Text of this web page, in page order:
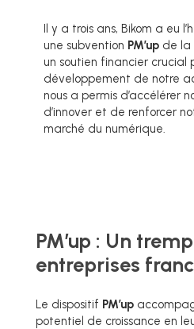
Il y a trois ans, Bikom a eu
une subvention PM’up de la
un soutien financier crucial
développement de notre
nous a permis d’accélérer
d’innover et de renforcer
marché du numérique.
PM’up : Un
entreprises
Le dispositif PM’up
potentiel de croissance en